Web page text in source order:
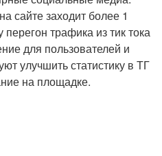
сайте заходит более 1
трафика из тик тока
для пользователей и
улучшить статистику в ТГ
на площадке.